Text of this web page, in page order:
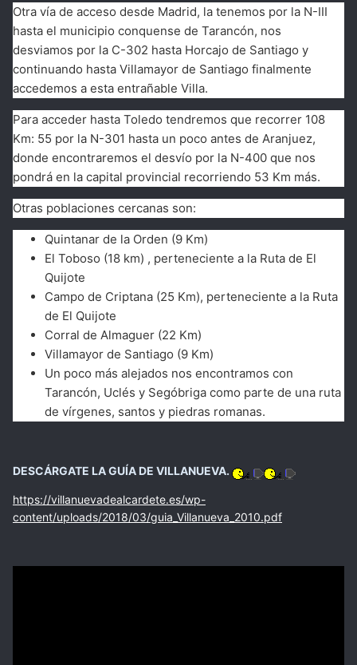
Otra vía de acceso desde Madrid, la tenemos por la N-III
hasta el municipio conquense de Tarancón, nos
desviamos por la C-302 hasta Horcajo de Santiago y
continuando hasta Villamayor de Santiago finalmente
accedemos a esta entrañable Villa.
Para acceder hasta Toledo tendremos que recorrer 108
Km: 55 por la N-301 hasta un poco antes de Aranjuez,
donde encontraremos el desvío por la N-400 que nos
pondrá en la capital provincial recorriendo 53 Km más.
Otras poblaciones cercanas son:
Quintanar de la Orden (9 Km)
El Toboso (18 km) , perteneciente a la Ruta de El
Quijote
Campo de Criptana (25 Km), perteneciente a la Ruta
de El Quijote
Corral de Almaguer (22 Km)
Villamayor de Santiago (9 Km)
Un poco más alejados nos encontramos con
Tarancón, Uclés y Segóbriga como parte de una ruta
de vírgenes, santos y piedras romanas.
DESCÁRGATE LA GUÍA DE VILLANUEVA.
https://villanuevadealcardete.es/wp-
content/uploads/2018/03/guia_Villanueva_2010.pdf